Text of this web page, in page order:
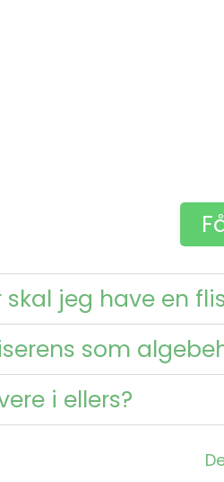
skal jeg have en
som
i ellers?